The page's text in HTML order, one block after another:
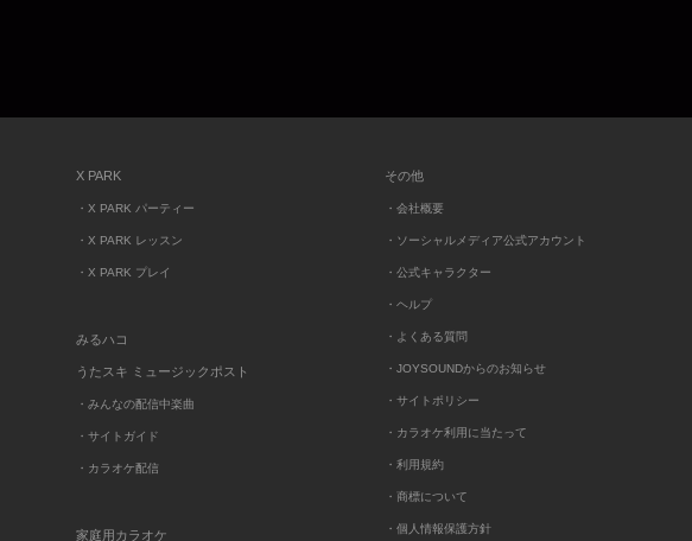
X PARK
・X PARK パーティー
・X PARK レッスン
・X PARK プレイ
みるハコ
うたスキ ミュージックポスト
・みんなの配信中楽曲
・サイトガイド
・カラオケ配信
家庭用カラオケ
その他
・会社概要
・ソーシャルメディア公式アカウント
・公式キャラクター
・ヘルプ
・よくある質問
・JOYSOUNDからのお知らせ
・サイトポリシー
・カラオケ利用に当たって
・利用規約
・商標について
・個人情報保護方針